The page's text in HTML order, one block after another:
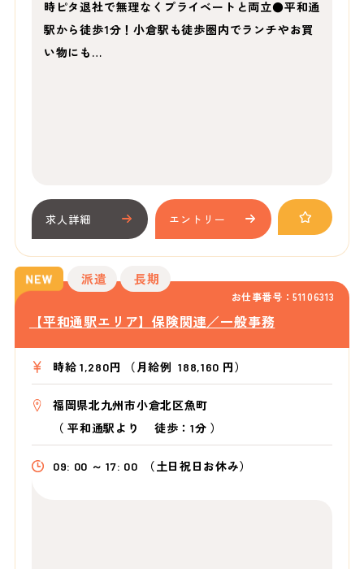
時ピタ退社で無理なくプライベートと両立●平和通
駅から徒歩1分！小倉駅も徒歩圏内でランチやお買
い物にも…
求人詳細 エントリー
お仕事番号：51106313
派遣 長期
【平和通駅エリア】保険関連／一般事務
時給 1,280円 （月給例 188,160 円）
福岡県北九州市小倉北区魚町
（平和通駅より 徒歩：1分 ）
09: 00 ～ 17: 00 （土日祝日お休み）